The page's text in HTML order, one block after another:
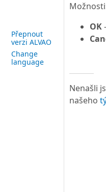
Přepnout
verzi ALVAO
Change
language
OK
Nenašli
našeho